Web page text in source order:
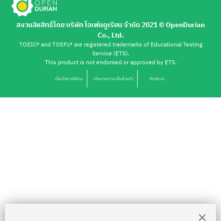
สงวนลิขสิทธิ์โดย บริษัท โอเพ่นดูเรียน จำกัด 2021 ©︎ OpenDurian
Co., Ltd.
TOEIC® and TOEFL® are registered trademarks of Educational Testing
Service (ETS).
This product is not endorsed or approved by ETS.
เงื่อนไขการใช้งาน นโยบายความเป็นส่วนตัว ติดต่อเรา